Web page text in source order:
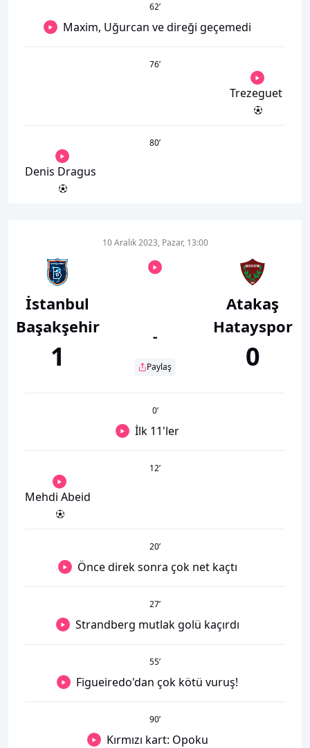
62’
Maxim, Uğurcan ve direği geçemedi
76’
Trezeguet
80’
Denis Dragus
İstanbul
Başakşehir
1
10 Aralık 2023, Pazar, 13:00
-
Paylaş
Atakaş
Hatayspor
0
0’
İlk 11'ler
12’
Mehdi Abeid
20’
Önce direk sonra çok net kaçtı
27’
Strandberg mutlak golü kaçırdı
55’
Figueiredo'dan çok kötü vuruş!
90’
Kırmızı kart: Opoku